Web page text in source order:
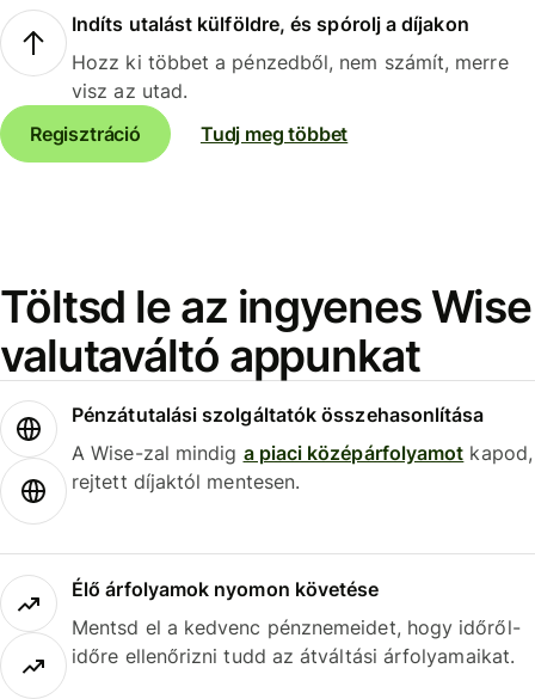
Indíts utalást külföldre, és spórolj a díjakon
Hozz ki többet a pénzedből, nem számít, merre
visz az utad.
Regisztráció
Tudj meg többet
Töltsd le az ingyenes Wise
valutaváltó appunkat
Pénzátutalási szolgáltatók összehasonlítása
A Wise-zal mindig a piaci középárfolyamot kapod,
rejtett díjaktól mentesen.
Élő árfolyamok nyomon követése
Mentsd el a kedvenc pénznemeidet, hogy időről-
időre ellenőrizni tudd az átváltási árfolyamaikat.